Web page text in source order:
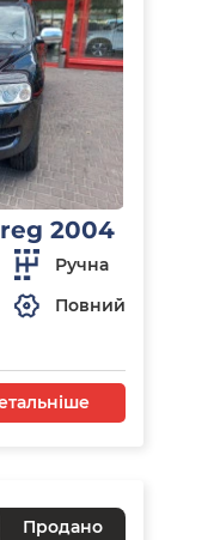
2004
Ручна
Повний
Продано